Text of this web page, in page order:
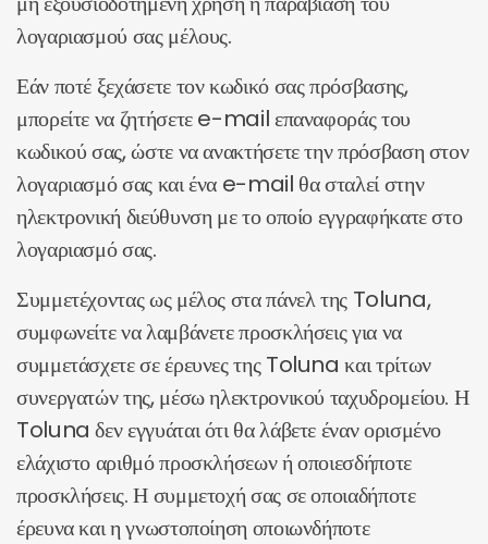
λογαριασμού σας μέλους.
Εάν ποτέ ξεχάσετε τον κωδικό σας πρόσβασης,
μπορείτε να ζητήσετε e-mail επαναφοράς του
κωδικού σας, ώστε να ανακτήσετε την πρόσβαση στον
λογαριασμό σας και ένα e-mail θα σταλεί στην
ηλεκτρονική διεύθυνση με το οποίο εγγραφήκατε στο
λογαριασμό σας.
Συμμετέχοντας ως μέλος στα πάνελ της Toluna,
συμφωνείτε να λαμβάνετε προσκλήσεις για να
συμμετάσχετε σε έρευνες της Toluna και τρίτων
συνεργατών της, μέσω ηλεκτρονικού ταχυδρομείου. Η
Toluna δεν εγγυάται ότι θα λάβετε έναν ορισμένο
ελάχιστο αριθμό προσκλήσεων ή οποιεσδήποτε
προσκλήσεις. Η συμμετοχή σας σε οποιαδήποτε
έρευνα και η γνωστοποίηση οποιωνδήποτε